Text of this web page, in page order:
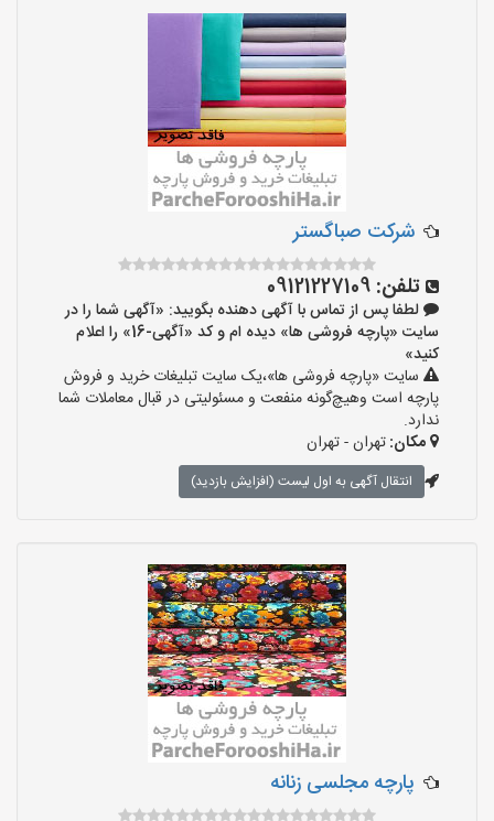
شرکت صباگستر
تلفن: 09121227109
لطفا پس از تماس با آگهی دهنده بگویید: «آگهی شما را در
سایت «پارچه فروشی ها» دیده ام و کد «آگهی-16» را اعلام
کنید»
سایت «پارچه فروشی ها»،یک سایت تبلیغات خرید و فروش
پارچه است وهیچ‌گونه منفعت و مسئولیتی در قبال معاملات شما
ندارد.
مکان:تهران - تهران
انتقال آگهی به اول لیست (افزایش بازدید)
پارچه مجلسی زنانه